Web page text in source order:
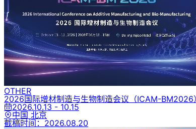
OTHER
2026国际增材制造与生物制造会议 （ICAM-BM2026）
2026.10.13 - 10.15
中国 北京
截稿时间： 2026.08.20